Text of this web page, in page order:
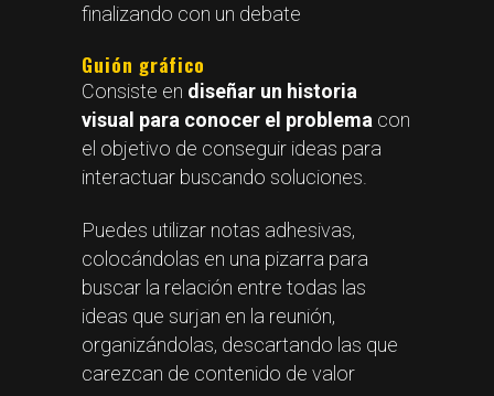
finalizando con un debate
Guión gráfico
Consiste en diseñar un historia
visual para conocer el problema con
el objetivo de conseguir ideas para
interactuar buscando soluciones.
Puedes utilizar notas adhesivas,
colocándolas en una pizarra para
buscar la relación entre todas las
ideas que surjan en la reunión,
organizándolas, descartando las que
carezcan de contenido de valor